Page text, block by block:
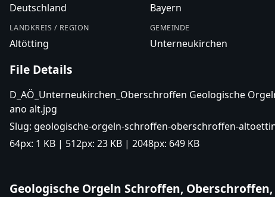
Deutschland Bayern
LANDKREIS / REGION
Altötting
GEMEINDE
Unterneukirchen
File Details
D_AÖ_Unterneukirchen_Oberschroffen Geologische
ano alt.jpg
Slug: geologische-orgeln-schroffen-oberschroffen-
64px: 1 KB | 512px: 23 KB | 2048px: 649 KB
Geologische Orgeln Schroffen,